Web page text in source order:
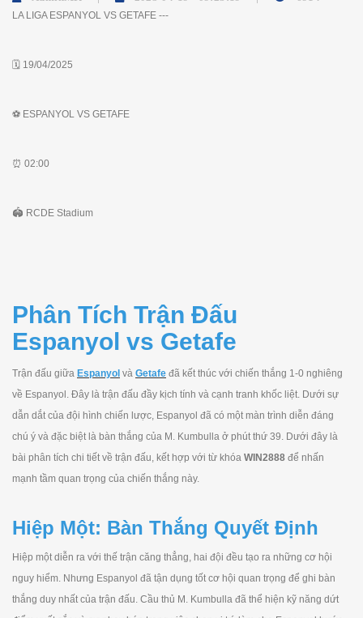
LA LIGA ESPANYOL VS GETAFE ---
🗓 19/04/2025
⚽️ ESPANYOL VS GETAFE
⏰ 02:00
🏟 RCDE Stadium
Phân Tích Trận Đấu
Espanyol vs Getafe
Trận đấu giữa Espanyol và Getafe đã kết thúc với chiến thắng 1-0 nghiêng
về Espanyol. Đây là trận đấu đầy kịch tính và cạnh tranh khốc liệt. Dưới sự
dẫn dắt của đội hình chiến lược, Espanyol đã có một màn trình diễn đáng
chú ý và đặc biệt là bàn thắng của M. Kumbulla ở phút thứ 39. Dưới đây là
bài phân tích chi tiết về trận đấu, kết hợp với từ khóa WIN2888 để nhấn
mạnh tầm quan trọng của chiến thắng này.
Hiệp Một: Bàn Thắng Quyết Định
Hiệp một diễn ra với thế trận căng thẳng, hai đội đều tạo ra những cơ hội
nguy hiểm. Nhưng Espanyol đã tận dụng tốt cơ hội quan trọng để ghi bàn
thắng duy nhất của trận đấu. Cầu thủ M. Kumbulla đã thể hiện kỹ năng dứt